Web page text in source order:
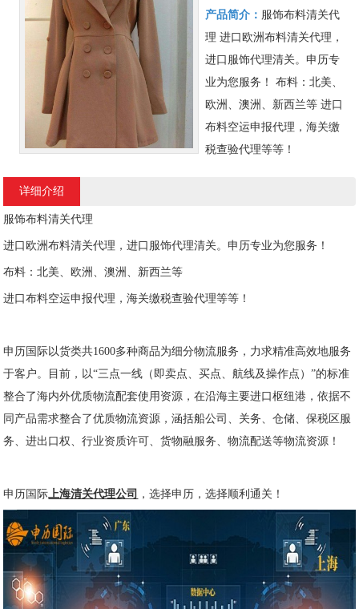
产品简介： 服饰布料清关代
理进口欧洲布料清关代理，
进口服饰代理清关。申历专
业为您服务！布料：北美、
欧洲、澳洲、新西兰等进口
布料空运申报代理，海关缴
税查验代理等等！
详细介绍
服饰布料清关代理
进口欧洲布料清关代理，进口服饰代理清关。申历专业为您服务！
布料：北美、欧洲、澳洲、新西兰等
进口布料空运申报代理，海关缴税查验代理等等！
申历国际以货类共1600多种商品为细分物流服务，力求精准高效地服务
于客户。目前，以“三点一线（即卖点、买点、航线及操作点）”的标准
整合了海内外优质物流配套使用资源，在沿海主要进口枢纽港，依据不
同产品需求整合了优质物流资源，涵括船公司、关务、仓储、保税区服
务、进出口权、行业资质许可、货物融服务、物流配送等物流资源！
申历国际 上海清关代理公司 ，选择申历，选择顺利通关！